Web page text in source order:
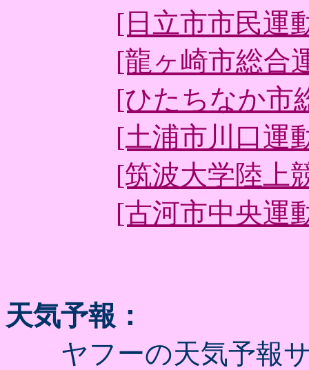
[日立市市民運
[龍ヶ崎市総合
[ひたちなか市
[土浦市川口運
[筑波大学陸上
[古河市中央運
天気予報：
ヤフーの天気予報サ